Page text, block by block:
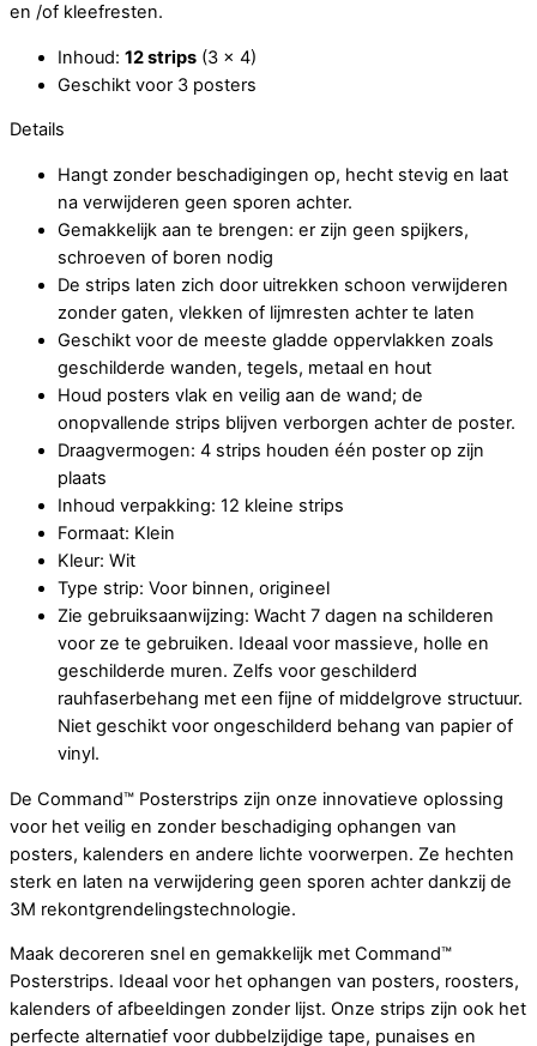
en /of kleefresten.
Inhoud: 12 strips (3 x 4)
Geschikt voor 3 posters
Details
Hangt zonder beschadigingen op, hecht stevig en laat
na verwijderen geen sporen achter.
Gemakkelijk aan te brengen: er zijn geen spijkers,
schroeven of boren nodig
De strips laten zich door uitrekken schoon verwijderen
zonder gaten, vlekken of lijmresten achter te laten
Geschikt voor de meeste gladde oppervlakken zoals
geschilderde wanden, tegels, metaal en hout
Houd posters vlak en veilig aan de wand; de
onopvallende strips blijven verborgen achter de poster.
Draagvermogen: 4 strips houden één poster op zijn
plaats
Inhoud verpakking: 12 kleine strips
Formaat: Klein
Kleur: Wit
Type strip: Voor binnen, origineel
Zie gebruiksaanwijzing: Wacht 7 dagen na schilderen
voor ze te gebruiken. Ideaal voor massieve, holle en
geschilderde muren. Zelfs voor geschilderd
rauhfaserbehang met een fijne of middelgrove structuur.
Niet geschikt voor ongeschilderd behang van papier of
vinyl.
De Command™ Posterstrips zijn onze innovatieve oplossing
voor het veilig en zonder beschadiging ophangen van
posters, kalenders en andere lichte voorwerpen. Ze hechten
sterk en laten na verwijdering geen sporen achter dankzij de
3M rekontgrendelingstechnologie.
Maak decoreren snel en gemakkelijk met Command™
Posterstrips. Ideaal voor het ophangen van posters, roosters,
kalenders of afbeeldingen zonder lijst. Onze strips zijn ook het
perfecte alternatief voor dubbelzijdige tape, punaises en